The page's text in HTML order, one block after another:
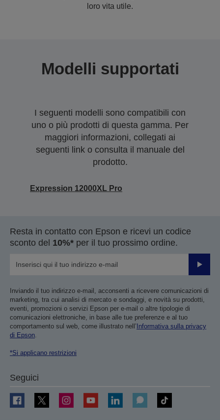
loro vita utile.
Modelli supportati
I seguenti modelli sono compatibili con
uno o più prodotti di questa gamma. Per
maggiori informazioni, collegati ai
seguenti link o consulta il manuale del
prodotto.
Expression 12000XL Pro
Resta in contatto con Epson e ricevi un codice
sconto del 10%* per il tuo prossimo ordine.
Invia
Inviando il tuo indirizzo e-mail, acconsenti a ricevere comunicazioni di
marketing, tra cui analisi di mercato e sondaggi, e novità su prodotti,
eventi, promozioni o servizi Epson per e-mail o altre tipologie di
comunicazioni elettroniche, in base alle tue preferenze e al tuo
comportamento sul web, come illustrato nell’ Informativa sulla privacy
di Epson.
*Si applicano restrizioni
Seguici